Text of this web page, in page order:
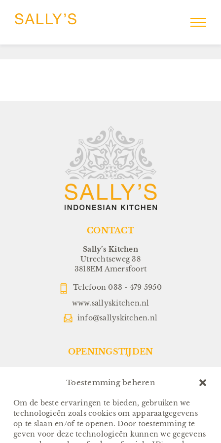
Toestemming beheren
Om de beste ervaringen te bieden, gebruiken we
technologieën zoals cookies om apparaatgegevens
op te slaan en/of te openen. Door toestemming te
geven voor deze technologieën kunnen we gegevens
MENU
SALLYS-TO-GO
RESERVEREN
CATERING
GROEPEN
CONTACT
Sally’s Kitchen
Utrechtseweg 38
3818EM Amersfoort
Telefoon 033 - 479 5950
www.sallyskitchen.nl
info@sallyskitchen.nl
OPENINGSTIJDEN
Dinsdag t/m Zondag:
Vanaf 17.00 uur
(Keuken sluit om 21.30 uur)
Sallys-To-Go:
Van Dinsdag t/m Zondag:
Afhalen tussen 17.00 en 18.00